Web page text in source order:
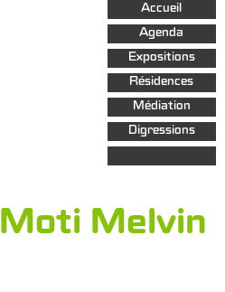
Aller au
contenu
principal
Accueil
Agenda
Expositions
Résidences
Médiation
Digressions
Moti Melvin